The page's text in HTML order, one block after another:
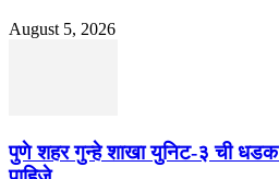
August 5, 2026
पुणे शहर गुन्हे शाखा युनिट-३ ची धडक